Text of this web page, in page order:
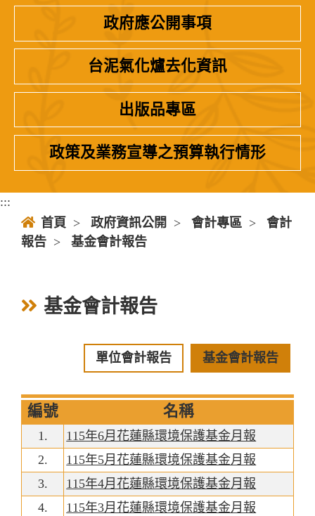
政府應公開事項
台泥氣化爐去化資訊
出版品專區
政策及業務宣導之預算執行情形
:::
首頁 > 政府資訊公開 > 會計專區 >
會計
報告 > 基金會計報告
基金會計報告
單位會計報告 基金會計報告
編號 名稱
1.
115年6月花蓮縣環境保護基金月報
2.
115年5月花蓮縣環境保護基金月報
3.
115年4月花蓮縣環境保護基金月報
4.
115年3月花蓮縣環境保護基金月報